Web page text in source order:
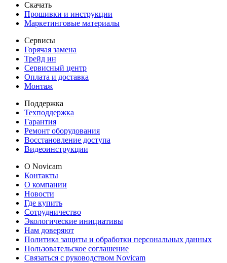
Скачать
Прошивки и инструкции
Маркетинговые материалы
Сервисы
Горячая замена
Трейд ин
Сервисный центр
Оплата и доставка
Монтаж
Поддержка
Техподдержка
Гарантия
Ремонт оборудования
Восстановление доступа
Видеоинструкции
О Novicam
Контакты
О компании
Новости
Где купить
Сотрудничество
Экологические инициативы
Нам доверяют
Политика защиты и обработки персональных данных
Пользовательское соглашение
Связаться с руководством Novicam